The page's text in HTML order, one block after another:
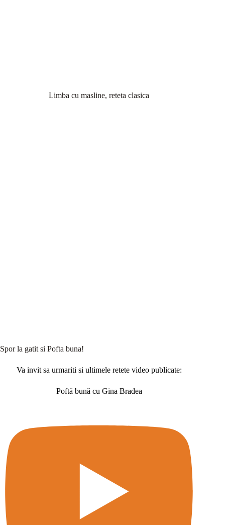
Limba cu masline, reteta clasica
Spor la gatit si Pofta buna!
Va invit sa urmariti si ultimele retete video publicate:
Poftă bună cu Gina Bradea